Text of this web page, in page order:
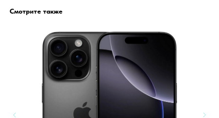
Смотрите также